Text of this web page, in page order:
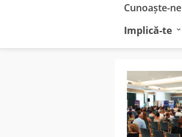
Cunoaște-ne
Implică-te